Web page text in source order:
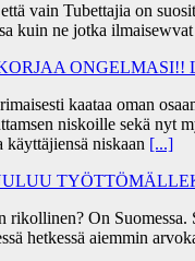
vain Tubettajia on
kuin ne jotka
ONGELMASI!!
kaataa oman
niskoille sekä nyt
käyttäjiensä niskaan [...]
On Suomessa.
hetkessä aiemmin